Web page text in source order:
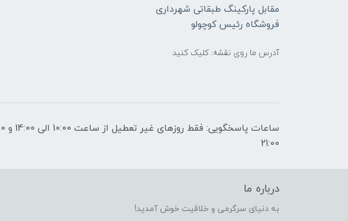
مقابل پارکینگ طبقاتی شهرداری
فروشگاه رئیس کوچولو
آدرس ما روی نقشه: کلیک کنید
21:00
درباره ما
به دنیای سرگرمی و خلاقیت خوش آمدید!